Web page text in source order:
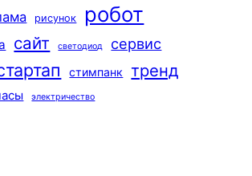
рисунок робот
сайт светодиод сервис
стимпанк тренд
электричество